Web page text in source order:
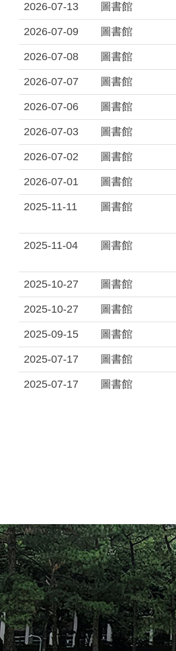
2026-07-13 圖書館
2026-07-09 圖書館
2026-07-08 圖書館
2026-07-07 圖書館
2026-07-06 圖書館
2026-07-03 圖書館
2026-07-02 圖書館
2026-07-01 圖書館
2025-11-11 圖書館
2025-11-04 圖書館
2025-10-27 圖書館
2025-10-27 圖書館
2025-09-15 圖書館
2025-07-17 圖書館
2025-07-17 圖書館